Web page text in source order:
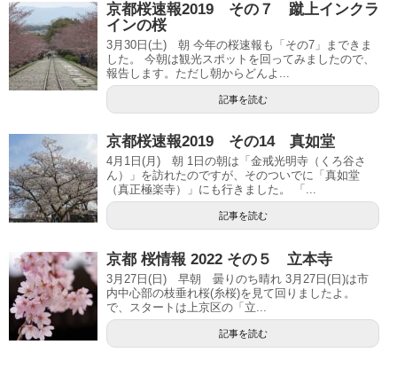
京都桜速報2019 その７ 蹴上インクラ
インの桜
3月30日(土) 朝 今年の桜速報も「その7」まできま
した。 今朝は観光スポットを回ってみましたので、
報告します。ただし朝からどんよ...
記事を読む
京都桜速報2019 その14 真如堂
4月1日(月) 朝 1日の朝は「金戒光明寺（くろ谷さ
ん）」を訪れたのですが、そのついでに「真如堂
（真正極楽寺）」にも行きました。 「...
記事を読む
京都 桜情報 2022 その５ 立本寺
3月27日(日) 早朝 曇りのち晴れ 3月27日(日)は市
内中心部の枝垂れ桜(糸桜)を見て回りましたよ。
で、スタートは上京区の「立...
記事を読む